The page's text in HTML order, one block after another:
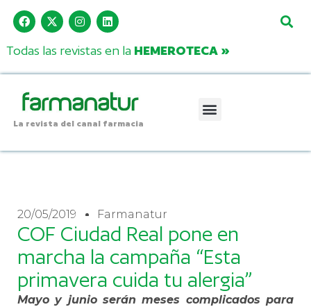
Todas las revistas en la HEMEROTECA »
La revista del canal farmacia
20/05/2019 Farmanatur
COF Ciudad Real pone en
marcha la campaña “Esta
primavera cuida tu alergia”
Mayo y junio serán meses complicados para